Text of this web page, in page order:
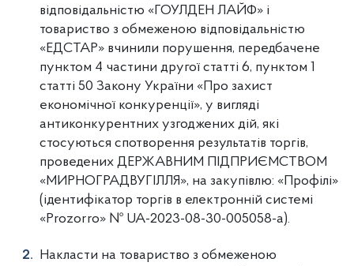
відповідальністю «ГОУЛДЕН ЛАЙФ» і
товариство з обмеженою відповідальністю
«ЕДСТАР» вчинили порушення, передбачене
пунктом 4 частини другої статті 6, пунктом 1
статті 50 Закону України «Про захист
економічної конкуренції», у вигляді
антиконкурентних узгоджених дій, які
стосуються спотворення результатів торгів,
проведених ДЕРЖАВНИМ ПІДПРИЄМСТВОМ
«МИРНОГРАДВУГІЛЛЯ», на закупівлю: «Профілі»
(ідентифікатор торгів в електронній системі
«Prozorro» № UA-2023-08-30-005058-a).
Накласти на товариство з обмеженою